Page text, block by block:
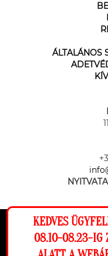
Ez a weboldal
lehető legjobb
ÁLTALÁNOS
KEDVES
08.10-08.23-IG